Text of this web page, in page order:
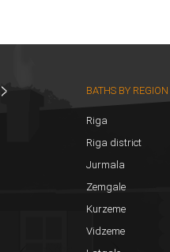
BATHS BY REGION
Riga
Riga district
Jurmala
Zemgale
Kurzeme
Vidzeme